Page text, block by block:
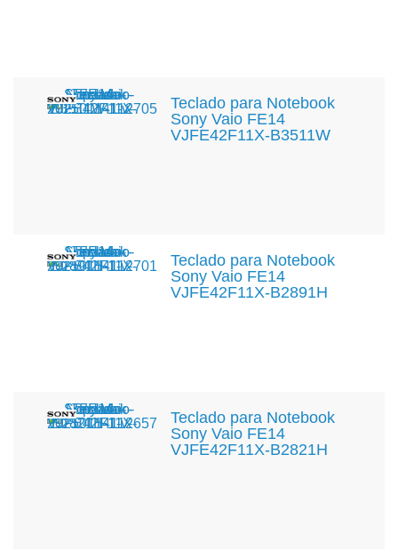
Teclado para Notebook
Sony Vaio FE14
VJFE42F11X-B3511W
Teclado para Notebook
Sony Vaio FE14
VJFE42F11X-B2891H
Teclado para Notebook
Sony Vaio FE14
VJFE42F11X-B2821H